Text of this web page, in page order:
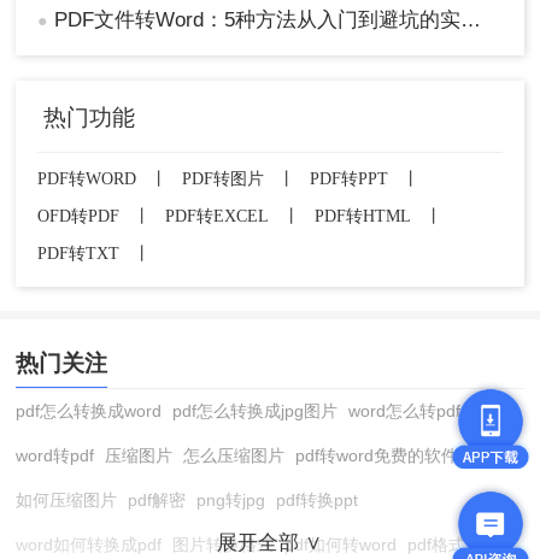
5、转换成功点击下载即可。
：确保网络连接稳定，以避免转换失败或格式
错乱。
Microsoft Word 2013或更高版本可以直接打开PDF
● PDF文件转Word：5种方法从入门到避坑的实操指南！
热门功能
PDF转WORD PDF转图片 PDF转PPT
OFD转PDF
PDF转EXCEL PDF转HTML
PDF转TXT
热门关注
pdf怎么转换成word pdf怎么转换成jpg图片 word怎么转pdf
word转pdf 压缩图片 怎么压缩图片 pdf转word免费的软件
如何压缩图片 pdf解密 png转jpg pdf转换ppt
word如何转换成pdf 图片转换格式 pdf如何转word pdf格式转换
展开全部 ∨